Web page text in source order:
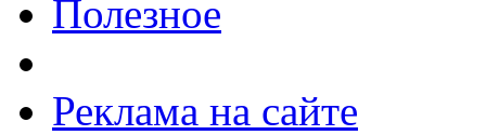
Полезное
Реклама на сайте